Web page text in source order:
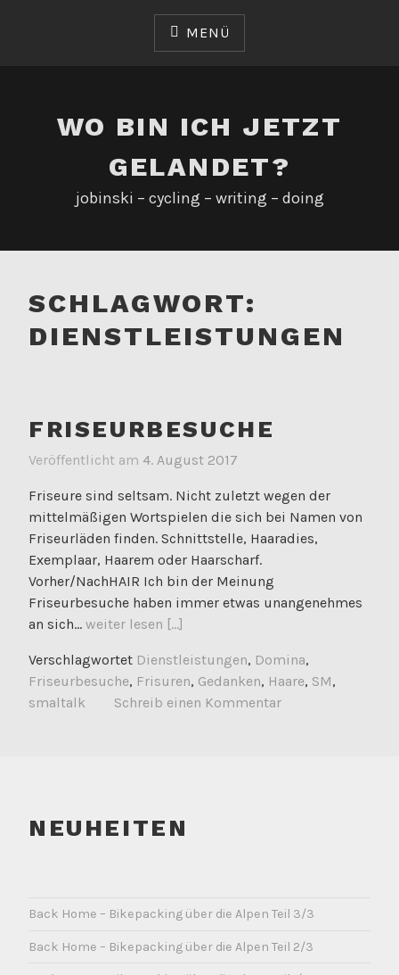
MENÜ
WO BIN ICH JETZT
GELANDET?
jobinski – cycling – writing – doing
SCHLAGWORT:
DIENSTLEISTUNGEN
FRISEURBESUCHE
Veröffentlicht am 4. August 2017
Friseure sind seltsam. Nicht zuletzt wegen der
mittelmäßigen Wortspielen die sich bei Namen von
Friseurläden finden. Schnittstelle, Haaradies,
Exemplaar, Haarem oder Haarscharf.
Vorher/NachHAIR Ich bin der Meinung
Friseurbesuche haben immer etwas unangenehmes
an sich... weiter lesen [...]
Verschlagwortet Dienstleistungen, Domina,
Friseurbesuche, Frisuren, Gedanken, Haare, SM,
smaltalk
Schreib einen Kommentar
NEUHEITEN
Back Home – Bikepacking über die Alpen Teil 3/3
Back Home – Bikepacking über die Alpen Teil 2/3